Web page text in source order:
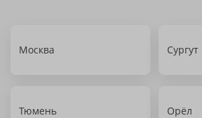
Москва Сургут
Тюмень Орёл